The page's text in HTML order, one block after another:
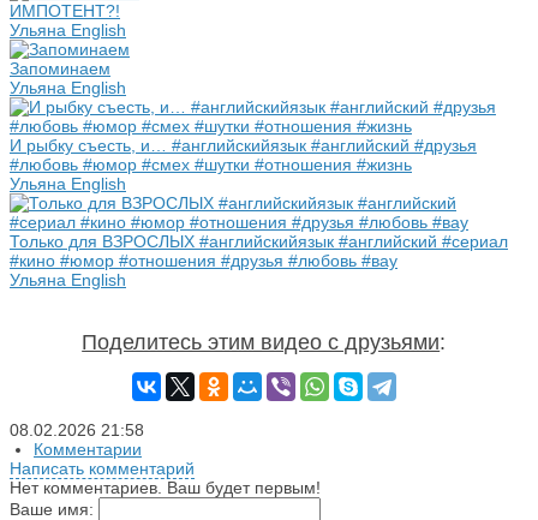
ИМПОТЕНТ?!
Ульяна English
Запоминаем
Ульяна English
И рыбку съесть, и… #английскийязык #английский #друзья
#любовь #юмор #смех #шутки #отношения #жизнь
Ульяна English
Только для ВЗРОСЛЫХ #английскийязык #английский #сериал
#кино #юмор #отношения #друзья #любовь #вау
Ульяна English
Поделитесь этим видео с друзьями:
08.02.2026 21:58
Комментарии
Написать комментарий
Нет комментариев. Ваш будет первым!
Ваше имя: